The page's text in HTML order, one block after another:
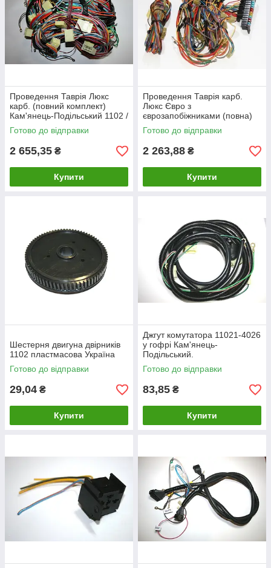
Проведення Таврія Люкс
карб. (повний комплект)
Кам'янець-Подільський 1102 /
джгут проводів/
Готово до відправки
2 655,35 ₴
Купити
Проведення Таврія карб.
Люкс Євро з
єврозапобіжниками (повна)
Кам'янець-Подільський 1102
1102 джгут проводів
Готово до відправки
2 263,88 ₴
Купити
Шестерня двигуна двірників
1102 пластмасова Україна
Готово до відправки
29,04 ₴
Купити
Джгут комутатора 11021-4026
у гофрі Кам'янець-
Подільський.
Готово до відправки
83,85 ₴
Купити